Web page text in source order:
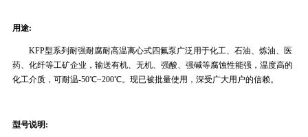
用途:
KFP型系列耐强耐腐耐高温离心式四氟泵广泛用于化工、石油、炼油、医
药、化纤等工矿企业，输送有机、无机、强酸、强碱等腐蚀性能强，温度高的
化工介质，可耐温-50℃~200℃。现已被批量使用，深受广大用户的信赖。
型号说明: